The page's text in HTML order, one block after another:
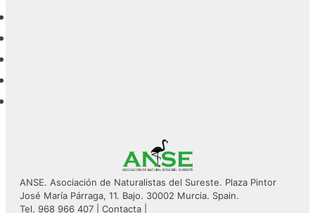
ANSE. Asociación de Naturalistas del Sureste. Plaza Pintor
José María Párraga, 11. Bajo. 30002 Murcia. Spain.
Tel. 968 966 407 | Contacta